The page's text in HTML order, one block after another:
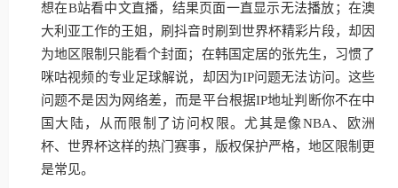
想在B站看中文直播，结果页面一直显示无法播放；在澳
大利亚工作的王姐，刷抖音时刷到世界杯精彩片段，却因
为地区限制只能看个封面；在韩国定居的张先生，习惯了
咪咕视频的专业足球解说，却因为IP问题无法访问。这些
问题不是因为网络差，而是平台根据IP地址判断你不在中
国大陆，从而限制了访问权限。尤其是像NBA、欧洲
杯、世界杯这样的热门赛事，版权保护严格，地区限制更
是常见。